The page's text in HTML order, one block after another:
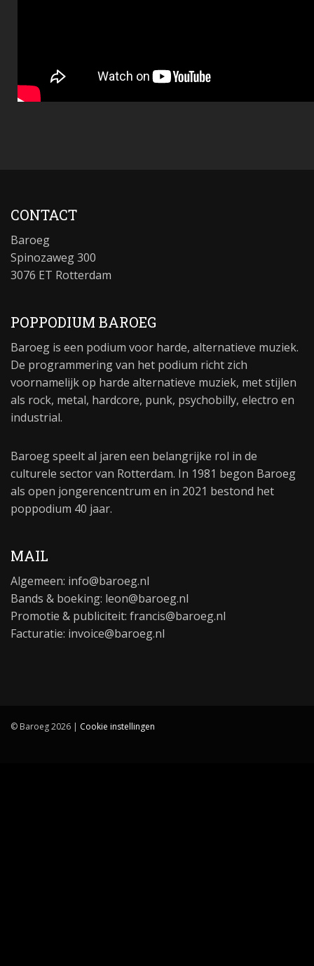
CONTACT
Baroeg
Spinozaweg 300
3076 ET Rotterdam
POPPODIUM BAROEG
Baroeg is een podium voor harde, alternatieve muziek.
De programmering van het podium richt zich
voornamelijk op harde alternatieve muziek, met stijlen
als rock, metal, hardcore, punk, psychobilly, electro en
industrial.
Baroeg speelt al jaren een belangrijke rol in de
culturele sector van Rotterdam. In 1981 begon Baroeg
als open jongerencentrum en in 2021 bestond het
poppodium 40 jaar.
MAIL
Algemeen: info@baroeg.nl
Bands & boeking: leon@baroeg.nl
Promotie & publiciteit: francis@baroeg.nl
Facturatie: invoice@baroeg.nl
© Baroeg 2026 | Cookie instellingen